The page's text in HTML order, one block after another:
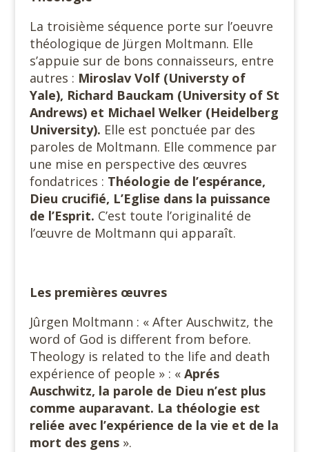
La troisième séquence porte sur l’oeuvre
théologique de Jürgen Moltmann. Elle
s’appuie sur de bons connaisseurs, entre
autres : Miroslav Volf (Universty of
Yale), Richard Bauckam (University of St
Andrews) et Michael Welker (Heidelberg
University). Elle est ponctuée par des
paroles de Moltmann. Elle commence par
une mise en perspective des œuvres
fondatrices : Théologie de l’espérance,
Dieu crucifié, L’Eglise dans la puissance
de l’Esprit. C’est toute l’originalité de
l’œuvre de Moltmann qui apparaît.
Les premières œuvres
Jûrgen Moltmann : « After Auschwitz, the
word of God is different from before.
Theology is related to the life and death
expérience of people » : « Aprés
Auschwitz, la parole de Dieu n’est plus
comme auparavant. La théologie est
reliée avec l’expérience de la vie et de la
mort des gens ».